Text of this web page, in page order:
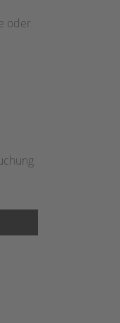
oder